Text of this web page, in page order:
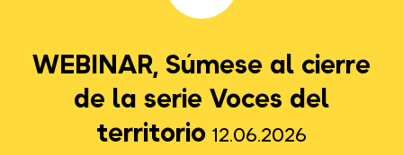
WEBINAR, Súmese al cierre
de la serie Voces del
territorio 12.06.2026